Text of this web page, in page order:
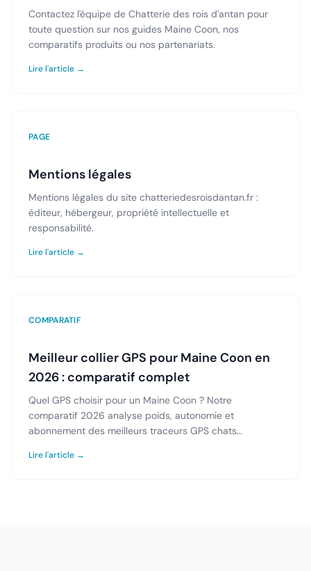
Contactez l'équipe de Chatterie des rois d'antan pour
toute question sur nos guides Maine Coon, nos
comparatifs produits ou nos partenariats.
Lire l'article →
PAGE
Mentions légales
Mentions légales du site chatteriedesroisdantan.fr :
éditeur, hébergeur, propriété intellectuelle et
responsabilité.
Lire l'article →
COMPARATIF
Meilleur collier GPS pour Maine Coon en
2026 : comparatif complet
Quel GPS choisir pour un Maine Coon ? Notre
comparatif 2026 analyse poids, autonomie et
abonnement des meilleurs traceurs GPS chats
Lire l'article →